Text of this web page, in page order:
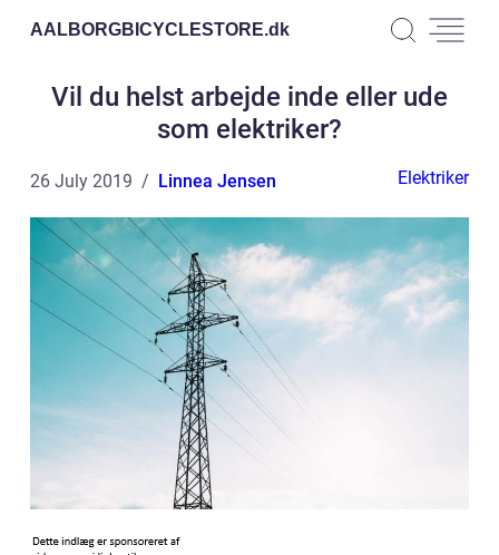
AALBORGBICYCLESTORE.dk
Vil du helst arbejde inde eller ude
som elektriker?
26 July 2019 Linnea Jensen Elektriker